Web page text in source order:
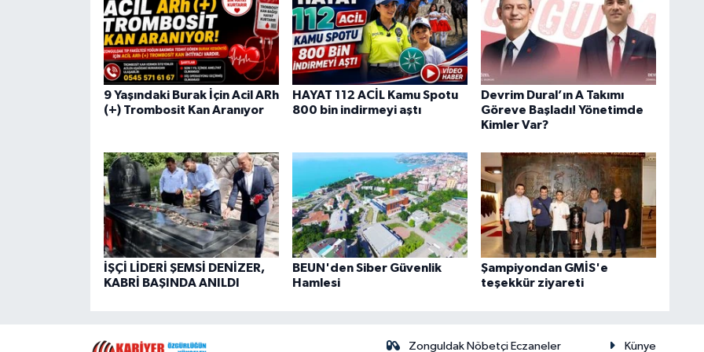
9 Yaşındaki Burak İçin Acil ARh
(+) Trombosit Kan Aranıyor
HAYAT 112 ACİL Kamu Spotu
800 bin indirmeyi aştı
Devrim Dural’ın A Takımı
Göreve Başladı! Yönetimde
Kimler Var?
İŞÇİ LİDERİ ŞEMSİ DENİZER,
KABRİ BAŞINDA ANILDI
BEUN'den Siber Güvenlik
Hamlesi
Şampiyondan GMİS'e
teşekkür ziyareti
Zonguldak Nöbetçi Eczaneler Künye